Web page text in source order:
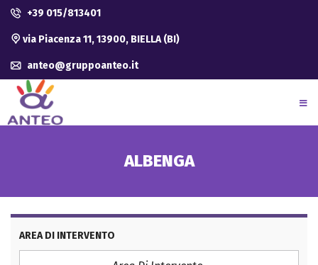
+39 015/813401
via Piacenza 11, 13900, BIELLA (BI)
anteo@gruppoanteo.it
ALBENGA
AREA DI INTERVENTO